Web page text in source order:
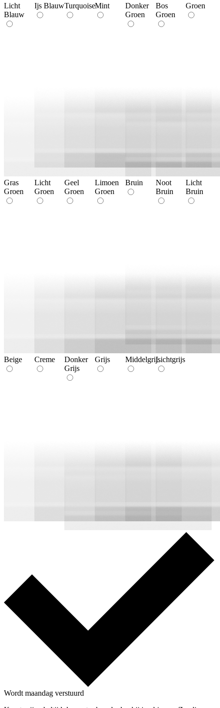
Licht
Blauw
Ijs BlauwTurquoiseMint
Donker
Groen
Bos
Groen
Groen
Gras
Groen
Licht
Groen
Geel
Groen
Limoen
Groen
Bruin
Noot
Bruin
Licht
Bruin
Beige Creme
Donker
Grijs
Grijs MiddelgrijsLichtgrijs
Wordt maandag verstuurd